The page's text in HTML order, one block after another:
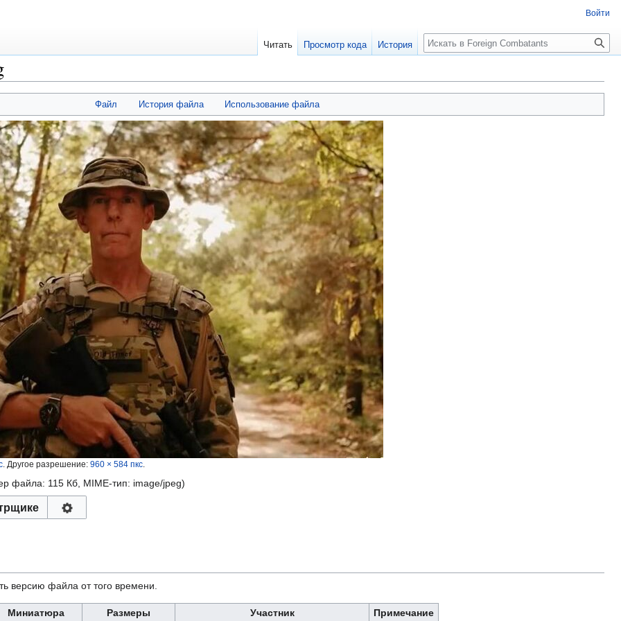
Файл История файла Использование файла
Другое разрешение: 960 × 584 пкс
файла: 115 Кб, MIME-тип: image/jpeg)
версию файла от того времени.
Миниатюра Размеры Участник Примечание
Войти
Читать Просмотр кода История